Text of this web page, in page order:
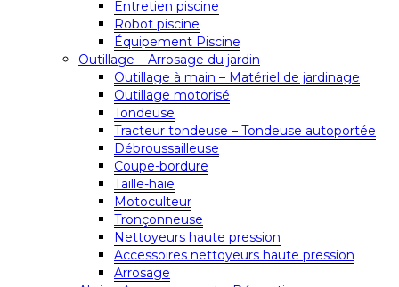
Entretien piscine
Robot piscine
Équipement Piscine
Outillage – Arrosage du jardin
Outillage à main – Matériel de jardinage
Outillage motorisé
Tondeuse
Tracteur tondeuse – Tondeuse autoportée
Débroussailleuse
Coupe-bordure
Taille-haie
Motoculteur
Tronçonneuse
Nettoyeurs haute pression
Accessoires nettoyeurs haute pression
Arrosage